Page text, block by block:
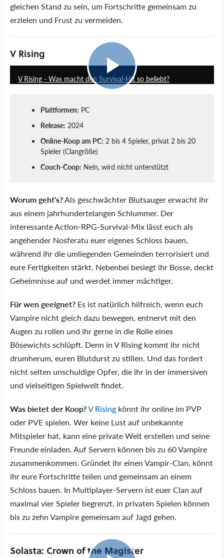
gleichen Stand zu sein, um Fortschritte gemeinsam zu
erzielen und Frust zu vermeiden.
V Rising
V Rising - Was macht den Survival-Hit so beliebt?
Plattformen: PC
Release: 2024
Online-Koop am PC: 2 bis 4 Spieler, privat 2 bis 20
Spieler (Clangröße)
Couch-Coop: Nein, wird nicht unterstützt
Worum geht's?Als geschwächter Blutsauger erwacht ihr
aus einem jahrhundertelangen Schlummer. Der
interessante Action-RPG-Survival-Mix lässt euch als
angehender Nosferatu euer eigenes Schloss bauen,
während ihr die umliegenden Gemeinden terrorisiert und
eure Fertigkeiten stärkt. Nebenbei besiegt ihr Bosse, deckt
Geheimnisse auf und werdet immer mächtiger.
Für wen geeignet? Es ist natürlich hilfreich, wenn euch
Vampire nicht gleich dazu bewegen, entnervt mit den
Augen zu rollen und ihr gerne in die Rolle eines
Bösewichts schlüpft. Denn in V Rising kommt ihr nicht
drumherum, euren Blutdurst zu stillen. Und das fordert
nicht selten unschuldige Opfer, die ihr in der immersiven
und vielseitigen Spielwelt findet.
Was bietet der Koop?V Rising könnt ihr online im PVP
oder PVE spielen. Wer keine Lust auf unbekannte
Mitspieler hat, kann eine private Welt erstellen und seine
Freunde einladen. Auf Servern können bis zu 60 Vampire
zusammenkommen. Gründet ihr einen Vampir-Clan, könnt
ihr eure Fortschritte teilen und gemeinsam an einem
Schloss bauen. In Multiplayer-Servern ist euer Clan auf
maximal vier Spieler begrenzt, in privaten Spielen können
bis zu zehn Vampire gemeinsam auf Jagd gehen.
Solasta: Crown of the Magister